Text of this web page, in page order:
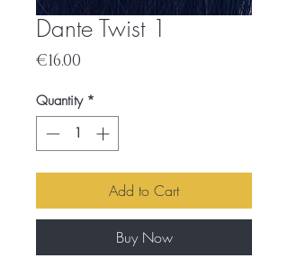
Dante Twist 1
€16.00
Quantity *
Add to Cart
Buy Now